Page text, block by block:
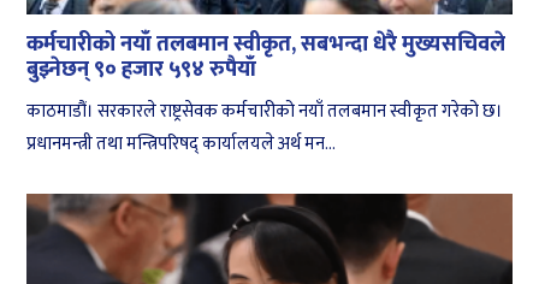
कर्मचारीको नयाँ तलबमान स्वीकृत, सबभन्दा धेरै मुख्यसचिवले
बुझ्नेछन् ९० हजार ५९४ रुपैयाँ
काठमाडौं। सरकारले राष्ट्रसेवक कर्मचारीको नयाँ तलबमान स्वीकृत गरेको छ।
प्रधानमन्त्री तथा मन्त्रिपरिषद् कार्यालयले अर्थ मन...